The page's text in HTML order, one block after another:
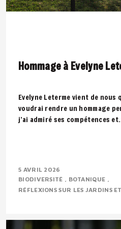
Hommage à Evelyne
Evelyne Leterme vient de
voudrai rendre un hommage
j’ai admiré ses compétences
5 AVRIL 2026
BIODIVERSITÉ
BOTANIQUE
RÉFLEXIONS SUR LES JARDINS